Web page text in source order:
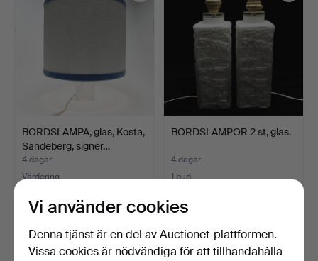
BORDSLAMPA, glas, Kosta,
Sandeberg, signer…
4 dagar
Värdering
BORDSLAMPOR 2 st, glas.
4 dagar
1 bud
Vi använder cookies
Denna tjänst är en del av Auctionet-plattformen.
Vissa cookies är nödvändiga för att tillhandahålla